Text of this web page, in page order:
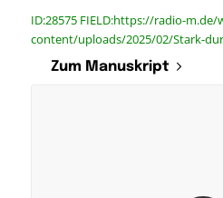
ID:28575 FIELD:https://radio-m.de/
content/uploads/2025/02/Stark-
Zum Manuskript